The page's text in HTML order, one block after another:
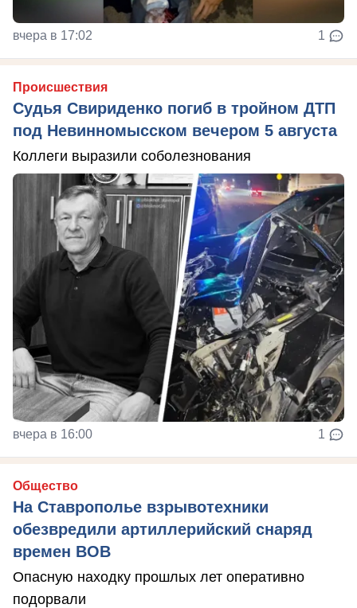
вчера в 17:02 1
Происшествия
Судья Свириденко погиб в тройном ДТП
под Невинномысском вечером 5 августа
Коллеги выразили соболезнования
вчера в 16:00 1
Общество
На Ставрополье взрывотехники
обезвредили артиллерийский снаряд
времен ВОВ
Опасную находку прошлых лет оперативно
подорвали